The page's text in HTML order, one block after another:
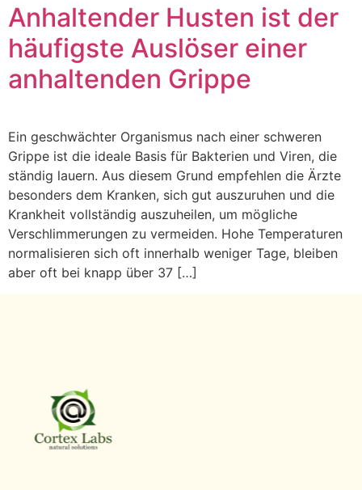
Anhaltender Husten ist der
häufigste Auslöser einer
anhaltenden Grippe
Ein geschwächter Organismus nach einer schweren
Grippe ist die ideale Basis für Bakterien und Viren, die
ständig lauern. Aus diesem Grund empfehlen die Ärzte
besonders dem Kranken, sich gut auszuruhen und die
Krankheit vollständig auszuheilen, um mögliche
Verschlimmerungen zu vermeiden. Hohe Temperaturen
normalisieren sich oft innerhalb weniger Tage, bleiben
aber oft bei knapp über 37 […]